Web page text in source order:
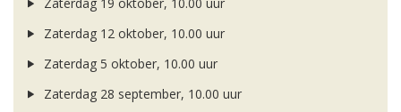
Zaterdag 19 oktober, 10.00 uur
Zaterdag 12 oktober, 10.00 uur
Zaterdag 5 oktober, 10.00 uur
Zaterdag 28 september, 10.00 uur